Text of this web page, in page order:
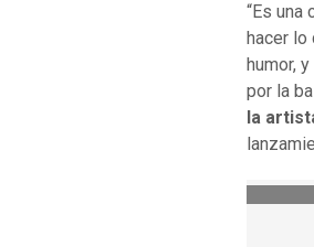
“Es una
hacer lo
humor,
por la
la